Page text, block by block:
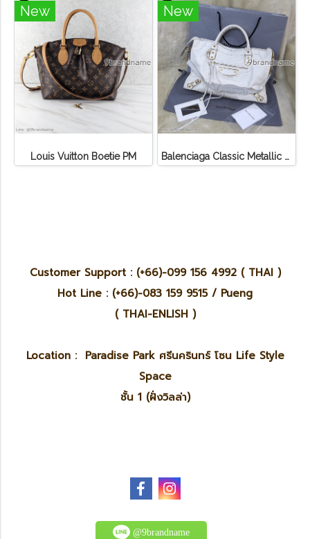
New
Louis Vuitton Boetie PM
New
Balenciaga Classic Metallic Edge City Bag
Customer Support : (+66)-099 156 4992 ( THAI )
Hot Line : (+66)-083 159 9515 / Pueng
( THAI-ENLISH )
Location : Paradise Park ศรีนครินทร์ โซน Life Style
Space
ชั้น 1 (ฝั่งวิลล่า)
@9brandname